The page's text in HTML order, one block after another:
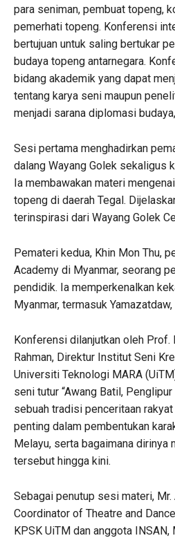
para seniman, pembuat topeng,
pemerhati topeng. Konferensi
bertujuan untuk saling bertukar
budaya topeng antarnegara.
bidang akademik yang dapat
tentang karya seni maupun
menjadi sarana diplomasi
Sesi pertama menghadirkan
dalang Wayang Golek sekaligus
Ia membawakan materi
topeng di daerah Tegal.
terinspirasi dari Wayang Golek
Pemateri kedua, Khin Mon Thu,
Academy di Myanmar, seorang
pendidik. Ia memperkenalkan
Myanmar, termasuk Yamazatdaw,
Konferensi dilanjutkan oleh Prof.
Rahman, Direktur Institut Seni
Universiti Teknologi MARA
seni tutur “Awang Batil,
sebuah tradisi penceritaan
penting dalam pembentukan
Melayu, serta bagaimana dirinya
tersebut hingga kini.
Sebagai penutup sesi materi, Mr.
Coordinator of Theatre and
KPSK UiTM dan anggota INSAN,